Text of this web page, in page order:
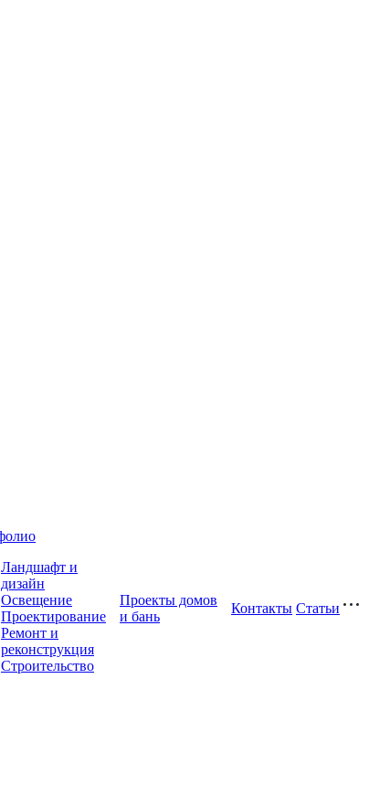
Ландшафт и
дизайн
Освещение
Проектирование
Ремонт и
реконструкция
Строительство
Проекты домов
и бань
Контакты Статьи